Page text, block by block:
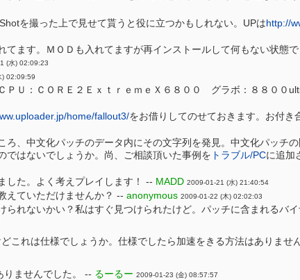
を撮った上で見せて貰うと役に立つかもしれない。UPはhttp://
ます。ＭＯＤも入れてますが再インストールして何もない状態
(水) 02:09:23
) 02:09:59
Ｕ：ＣＯＲＥ２ＥｘｔｒｅｍｅＸ６８００ グラボ：８８００
home/fallout3/をお借りしてのせておきます。お付き
、中文化パッチのデータ内にその文字列を発見。中文化パッチ
はないでしょうか。尚、ご相談頂いた事例を トラブル/PCに追加
した。よく考えプレイします！ -- MADD 2009-01-21 (水) 21:40:54
えていただけませんか？ -- anonymous 2009-01-22 (木) 02:02:03
れないかい？私はすぐ見つけられたけど。パッチに含まれるバ
これは仕様でしょうか。仕様でしたら加速をきる方法はありませ
りませんでした。 -- るーるー 2009-01-23 (金) 08:57:57